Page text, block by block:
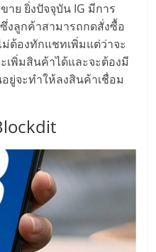
าย ยิ่งปัจจุบัน IG มีการ
งลูกค้าสามารถกดสั่งซื้อ
ม่ต้องทักแชทเพิ่มแต่ว่าจะ
เพิ่มสินค้าได้และจะต้องมี
ยู่จะทำให้ลงสินค้าเชื่อม